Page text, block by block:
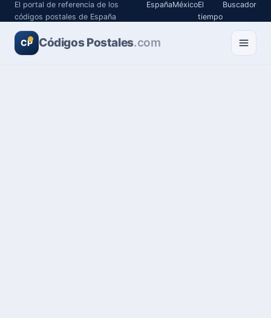
El portal de referencia de los
códigos postales de España
EspañaMéxicoEl
tiempo
Buscador
CP Códigos Postales.com